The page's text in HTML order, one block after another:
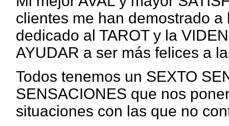
clientes me han demostrado
dedicado al TAROT y la
AYUDAR a ser más felices a
Todos tenemos un SEXTO
SENSACIONES que nos
situaciones con las que no